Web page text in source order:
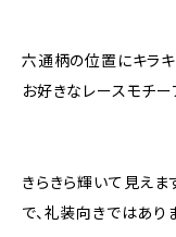
六通柄の位置にキラキ
お好きなレースモチ
きらきら輝いて見えま
で、礼装向きではあり